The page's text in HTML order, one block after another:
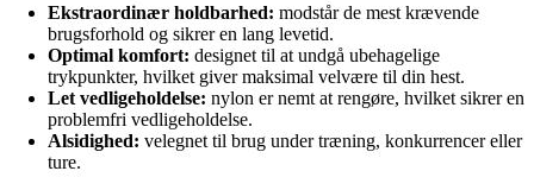
Ekstraordinær holdbarhed: modstår de mest krævende
brugsforhold og sikrer en lang levetid.
Optimal komfort: designet til at undgå ubehagelige
trykpunkter, hvilket giver maksimal velvære til din hest.
Let vedligeholdelse: nylon er nemt at rengøre, hvilket sikrer en
problemfri vedligeholdelse.
Alsidighed: velegnet til brug under træning, konkurrencer eller
ture.